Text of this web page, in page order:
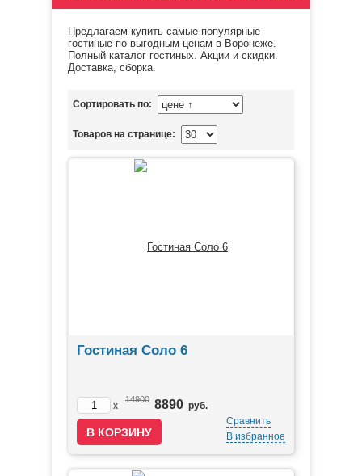
Предлагаем купить самые популярные
гостиные по выгодным ценам в Воронеже.
Полный каталог гостиных. Акции и скидки.
Доставка, сборка.
Сортировать по:
Товаров на странице:
Гостиная Соло 6
x
14900 8890 руб.
Сравнить
В избранное